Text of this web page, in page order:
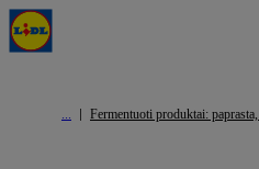
Fermentuoti produktai: